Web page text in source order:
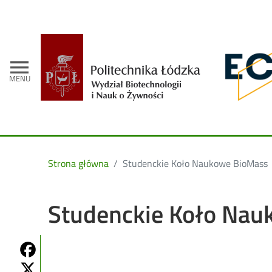
menu
MENU
- Strona
Strona główna Studenckie Koło Naukowe BioMass
Studenckie Koło